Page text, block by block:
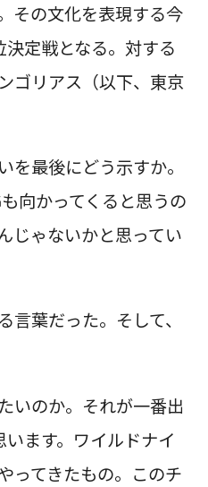
その文化を表現する今
定戦となる。対する
ゴリアス（以下、東京
を最後にどう示すか。
向かってくると思うの
じゃないかと思ってい
言葉だった。そして、
いのか。それが一番出
ます。ワイルドナイ
ってきたもの。このチ